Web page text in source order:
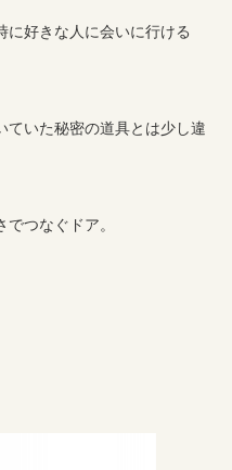
好きな人に会いに行ける
ていた秘密の道具とは少し違
つなぐドア。